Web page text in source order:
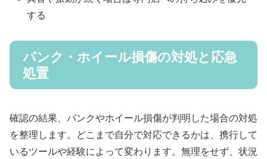
する
パンク・ホイール損傷の対処と応急
処置
確認の結果、パンクやホイール損傷が判明した場合の対処
を整理します。どこまで自分で対応できるかは、携行して
いるツールや経験によって変わります。無理をせず、状況